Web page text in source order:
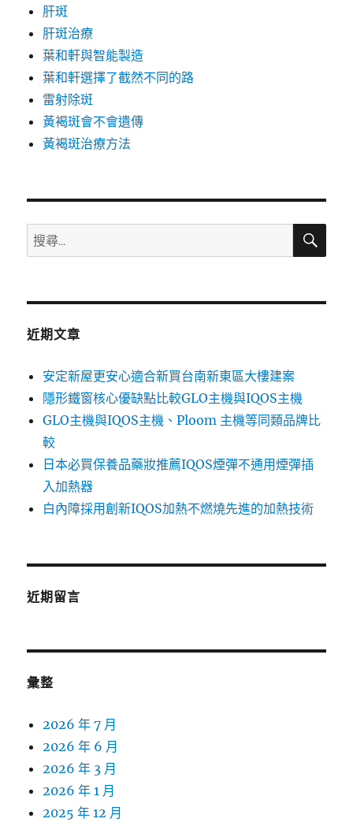
肝斑
肝斑治療
葉和軒與智能製造
葉和軒選擇了截然不同的路
雷射除斑
黃褐斑會不會遺傳
黃褐斑治療方法
搜
尋
鍵
搜
近期文章
安定新屋更安心適合新買台南新東區大樓建案
隱形鐵窗核心優缺點比較GLO主機與IQOS主機
GLO主機與IQOS主機、Ploom 主機等同類品牌比
較
日本必買保養品藥妝推薦IQOS煙彈不通用煙彈插
入加熱器
白內障採用創新IQOS加熱不燃燒先進的加熱技術
近期留言
彙整
2026 年 7 月
2026 年 6 月
2026 年 3 月
2026 年 1 月
2025 年 12 月